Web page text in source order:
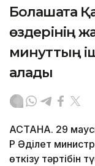
Болашақта
өздерінің
минуттың
алады
АСТАНА. 29
ҚР Әділет
өткізу тәртібін